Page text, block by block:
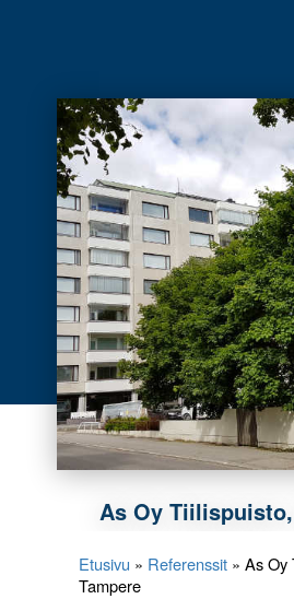
As Oy
Etusivu » Referenssit »As Oy
Tampere